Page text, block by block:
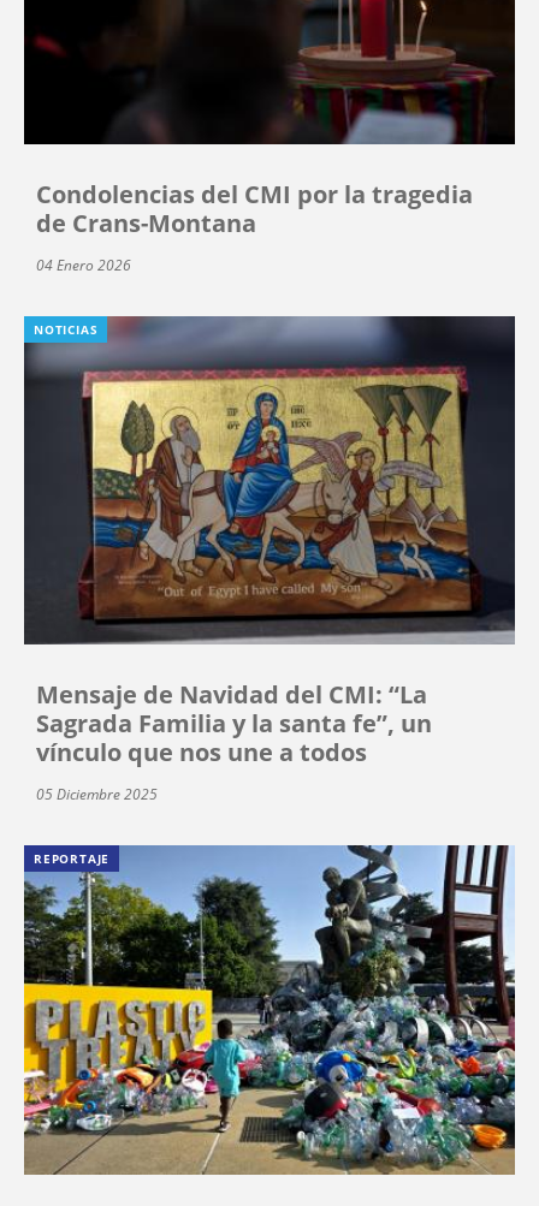
Condolencias del CMI por la tragedia
de Crans-Montana
04 Enero 2026
NOTICIAS
Mensaje de Navidad del CMI: “La
Sagrada Familia y la santa fe”, un
vínculo que nos une a todos
05 Diciembre 2025
REPORTAJE